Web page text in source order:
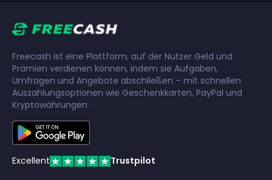
Freecash ist eine Plattform, auf der Nutzer Geld und
Prämien verdienen können, indem sie Aufgaben,
Umfragen und Angebote abschließen – mit schnellen
Auszahlungsoptionen wie Geschenkkarten, PayPal und
Kryptowährungen.
Excellent Trustpilot